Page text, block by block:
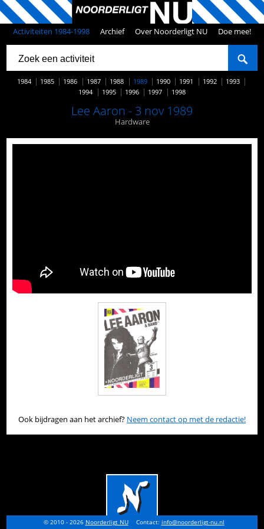
Activiteiten 1984-1998 Archief Over Noorderligt NU Doe mee!
1984 1985 1986 1987 1988 1989 1990 1991 1992
1993
1994
1995 1996 1997 1998
Lee Aaron - 3 nov 1989
Hardware
Ook bijdragen aan het archief? Neem contact op met de redactie!
© 2010 - 2026 Noorderligt NU Contact: info@noorderligt-nu.nl